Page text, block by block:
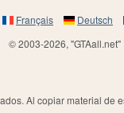
Français Deutsch
© 2003-2026, "GTAall.net"
Al copiar material de